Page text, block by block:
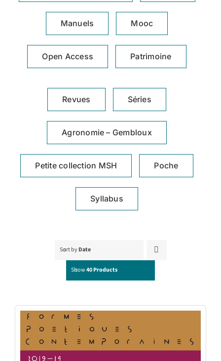
Manuels Mooc
Open Access Patrimoine
Revues Séries
Agronomie – Gembloux
Petite collection MSH Poche
Syllabus
Sort byDate
Show40 Products